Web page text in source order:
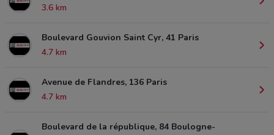
3.6 km
Boulevard Gouvion Saint Cyr, 41 Paris
4.7 km
Avenue de Flandres, 136 Paris
4.7 km
Boulevard de la république, 84 Boulogne-